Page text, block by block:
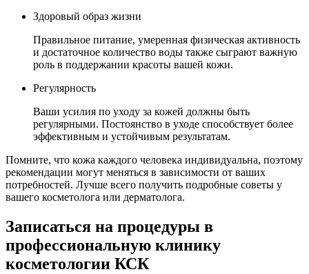
Здоровый образ жизни
Правильное питание, умеренная физическая активность
и достаточное количество воды также сыграют важную
роль в поддержании красоты вашей кожи.
Регулярность
Ваши усилия по уходу за кожей должны быть
регулярными. Постоянство в уходе способствует более
эффективным и устойчивым результатам.
Помните, что кожа каждого человека индивидуальна, поэтому
рекомендации могут меняться в зависимости от ваших
потребностей. Лучше всего получить подробные советы у
вашего косметолога или дерматолога.
Записаться на процедуры в
профессиональную клинику
косметологии КСК